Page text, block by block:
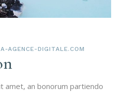
AGENCE-DIGITALE.COM
amet, an bonorum partiendo